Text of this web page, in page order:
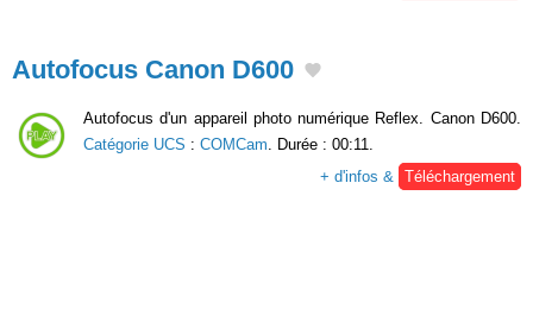
Autofocus Canon D600
Autofocus d'un appareil photo numérique Reflex. Canon D600.
Catégorie UCS : COMCam . Durée : 00:11.
+ d'infos &
Téléchargement